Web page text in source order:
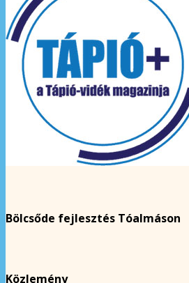
Bölcsőde fejlesztés Tóalmáson
Közlemény